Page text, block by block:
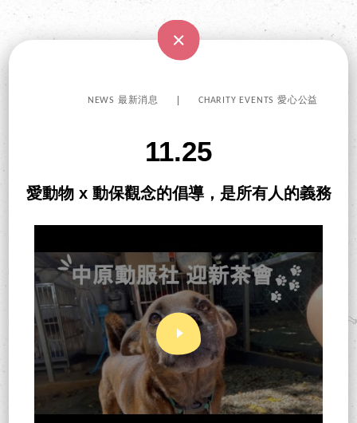
NEWS 最新消息 CHARITY EVENTS 愛心公益
11.25
愛動物 x 動保觀念的倡導，是所有人的義務